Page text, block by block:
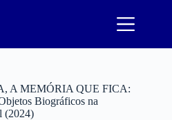
A MEMÓRIA QUE FICA:
Biográficos na
(2024)